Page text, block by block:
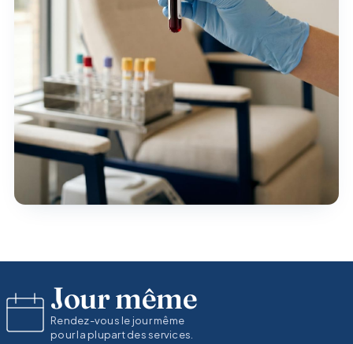
Jour même
Rendez-vous le jour même
pour la plupart des services.